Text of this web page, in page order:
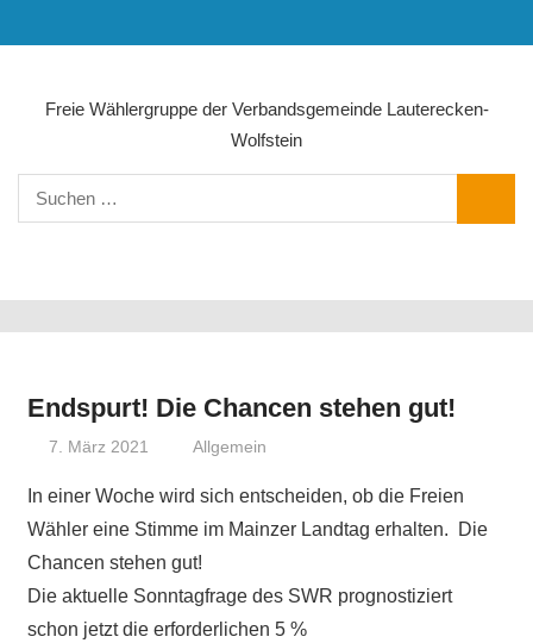
Inhalt
Freie Wählergruppe der Verbandsgemeinde Lauterecken-
Wolfstein
Suchen
nach:
Endspurt! Die Chancen stehen gut!
7. März 2021 Olaf Radolak@web.de
Allgemein
In einer Woche wird sich entscheiden, ob die Freien
Wähler eine Stimme im Mainzer Landtag erhalten. Die
Chancen stehen gut!
Die aktuelle Sonntagfrage des SWR prognostiziert
schon jetzt die erforderlichen 5 %